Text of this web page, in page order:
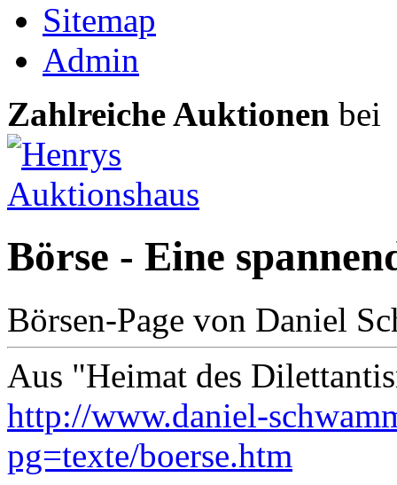
Sitemap
Admin
Zahlreiche Auktionen bei
Börse - Eine
Börsen-Page von Daniel
Aus "Heimat des
http://www.daniel-
pg=texte/boerse.htm